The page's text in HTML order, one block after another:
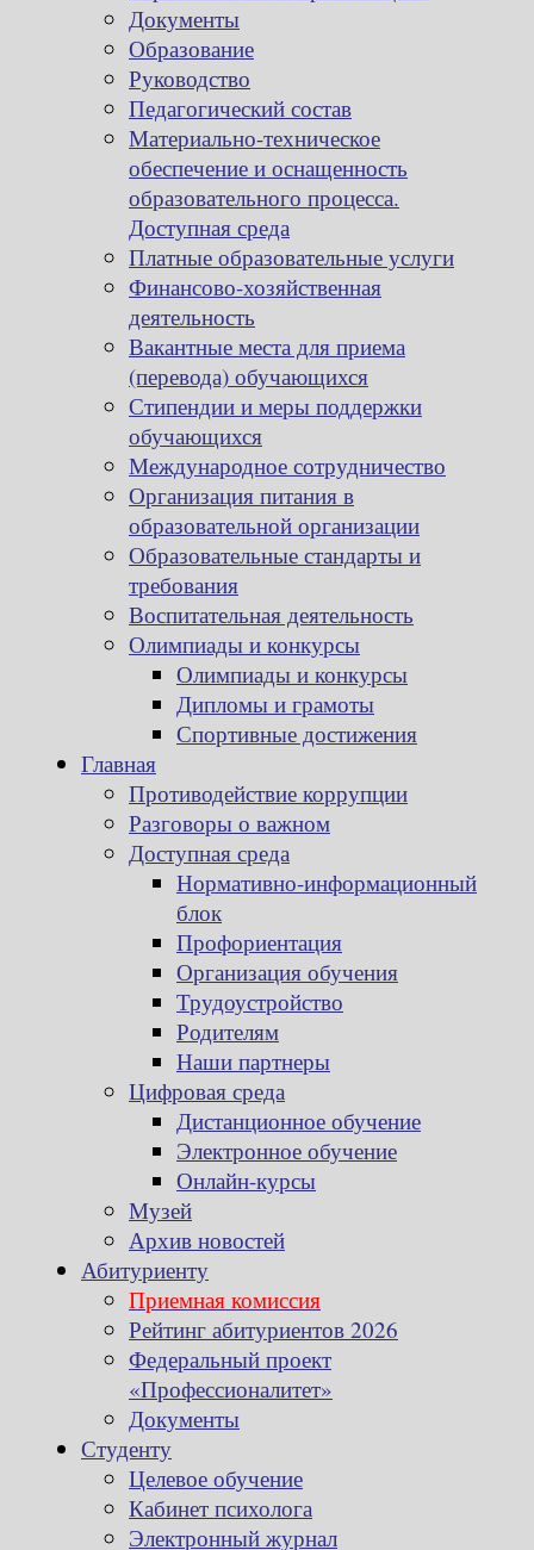
Документы
Образование
Руководство
Педагогический состав
Материально-техническое
обеспечение и оснащенность
образовательного процесса.
Доступная среда
Платные образовательные услуги
Финансово-хозяйственная
деятельность
Вакантные места для приема
(перевода) обучающихся
Стипендии и меры поддержки
обучающихся
Международное сотрудничество
Организация питания в
образовательной организации
Образовательные стандарты и
требования
Воспитательная деятельность
Олимпиады и конкурсы
Олимпиады и конкурсы
Дипломы и грамоты
Спортивные достижения
Главная
Противодействие коррупции
Разговоры о важном
Доступная среда
Нормативно-информационный
блок
Профориентация
Организация обучения
Трудоустройство
Родителям
Наши партнеры
Цифровая среда
Дистанционное обучение
Электронное обучение
Онлайн-курсы
Музей
Архив новостей
Абитуриенту
Приемная комиссия
Рейтинг абитуриентов 2026
Федеральный проект
«Профессионалитет»
Документы
Студенту
Целевое обучение
Кабинет психолога
Электронный журнал